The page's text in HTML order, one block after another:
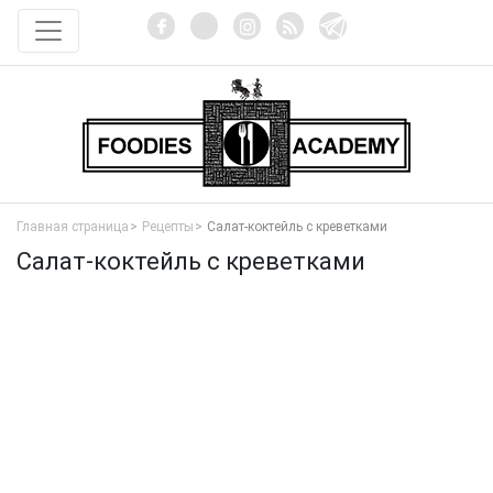
Главная страница Рецепты Салат-коктейль с креветками
Салат-коктейль с креветками